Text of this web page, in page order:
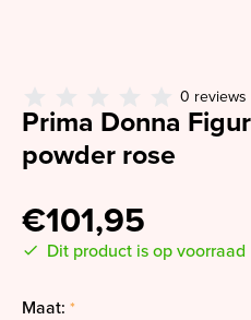
0 reviews
Prima Donna
powder rose
€101,95
Dit product is op voorraad
Maat: *